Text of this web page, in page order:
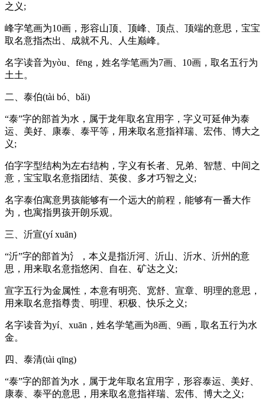
之义;
峰字笔画为10画，形容山顶、顶峰、顶点、顶端的意思，宝宝
取名意指杰出、成就不凡、人生巅峰。
名字读音为yòu、fēng，姓名学笔画为7画、10画，取名五行为
土土。
二、泰伯(tài bó、bǎi)
“泰”字的部首为水，属于龙年取名宜用字，字义可延伸为泰
运、美好、康泰、泰平等，用来取名意指祥瑞、宏伟、博大之
义;
伯字字型结构为左右结构，字义有长者、兄弟、智慧、中间之
意，宝宝取名意指团结、英俊、多才巧智之义;
名字泰伯寓意男孩能够有一个远大的前程，能够有一番大作
为，也寓指男孩开朗乐观。
三、沂宣(yí xuān)
“沂”字的部首为氵，本义是指沂河、沂山、沂水、沂州的意
思，用来取名意指悠闲、自在、矿达之义;
宣字五行为金属性，本意有明亮、宽舒、宣章、明理的意思，
用来取名意指尊贵、明理、积极、快乐之义;
名字读音为yí、xuān，姓名学笔画为8画、9画，取名五行为水
金。
四、泰清(tài qīng)
“泰”字的部首为水，属于龙年取名宜用字，形容泰运、美好、
康泰、泰平的意思，用来取名意指祥瑞、宏伟、博大之义;